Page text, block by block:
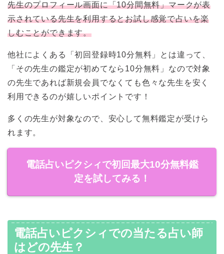
先生のプロフィール画面に「10分間無料」マークが表
示されている先生を利用するとお試し感覚で占いを楽
しむことができます。
他社によくある「初回登録時10分無料」とは違って、
「その先生の鑑定が初めてなら10分無料」なので対象
の先生であれば新規会員でなくても色々な先生を安く
利用できるのが嬉しいポイントです！
多くの先生が対象なので、安心して無料鑑定が受けら
れます。
電話占いピクシィで初回最大10分無料鑑
定を試してみる！
電話占いピクシィでの当たる占い師
はどの先生？